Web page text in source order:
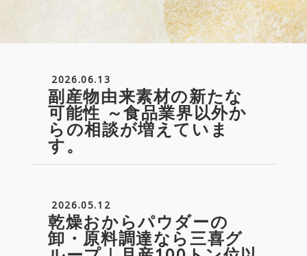
2026.06.13
副産物由来素材の新たな
可能性 ～食品業界以外か
らの相談が増えていま
す。
2026.05.12
乾燥おからパウダーの
卸・原料調達なら三喜グ